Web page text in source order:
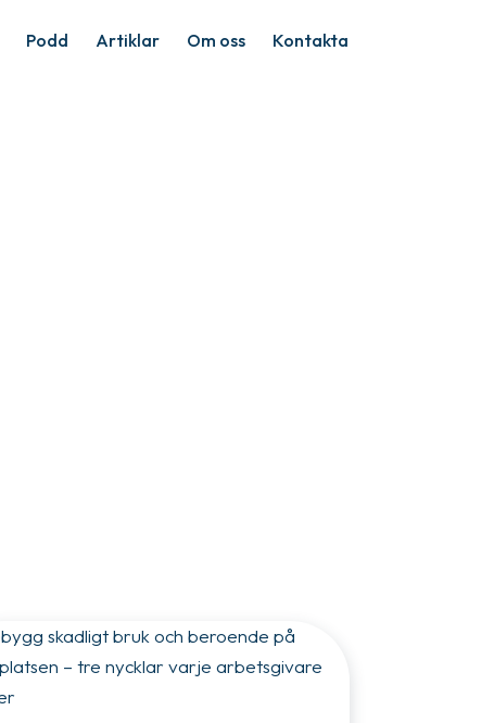
Podd Artiklar Om oss Kontakta